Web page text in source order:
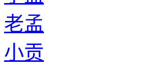
老孟
小贡